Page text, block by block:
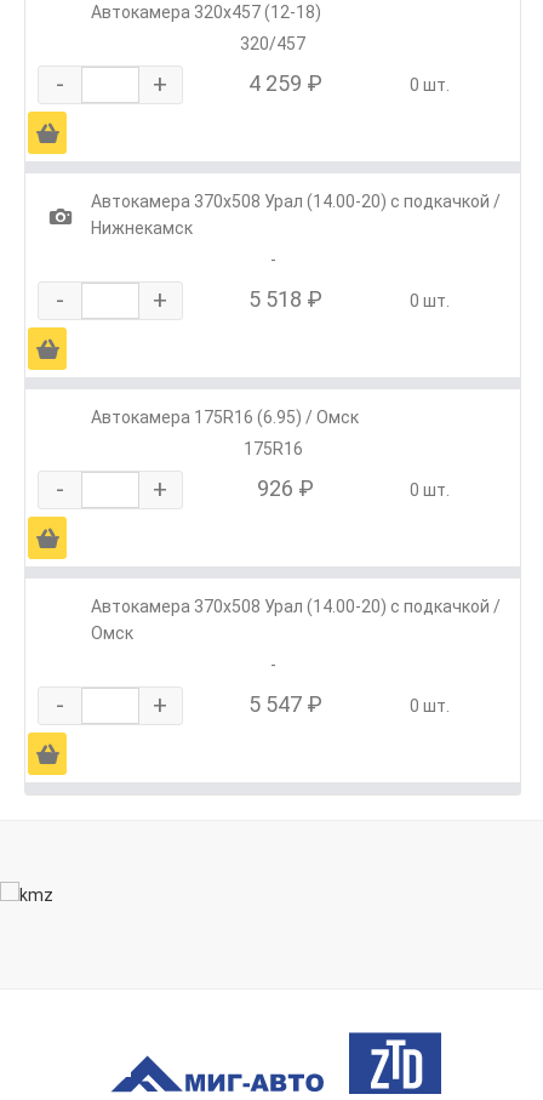
Автокамера 320х457 (12-18)
320/457
- + 4 259 ₽ 0 шт.
Ä
1
Автокамера 370х508 Урал (14.00-20) с подкачкой /
Нижнекамск
-
- + 5 518 ₽ 0 шт.
Ä
Автокамера 175R16 (6.95) / Омск
175R16
- + 926 ₽ 0 шт.
Ä
Автокамера 370х508 Урал (14.00-20) с подкачкой /
Омск
-
- + 5 547 ₽ 0 шт.
Ä